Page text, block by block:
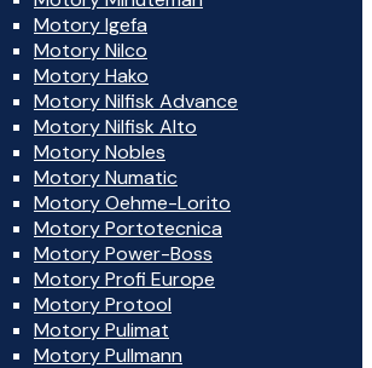
Motory Igefa
Motory Nilco
Motory Hako
Motory Nilfisk Advance
Motory Nilfisk Alto
Motory Nobles
Motory Numatic
Motory Oehme-Lorito
Motory Portotecnica
Motory Power-Boss
Motory Profi Europe
Motory Protool
Motory Pulimat
Motory Pullmann